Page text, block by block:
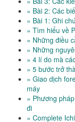
» Bài 2: Các
» Bài 1: Ghi
» Tìm hiểu về
» Những điều
» Những
» 4 lí do mà
» 5 bước trở
» Giao dịch
máy
» Phương
đi
» Complete